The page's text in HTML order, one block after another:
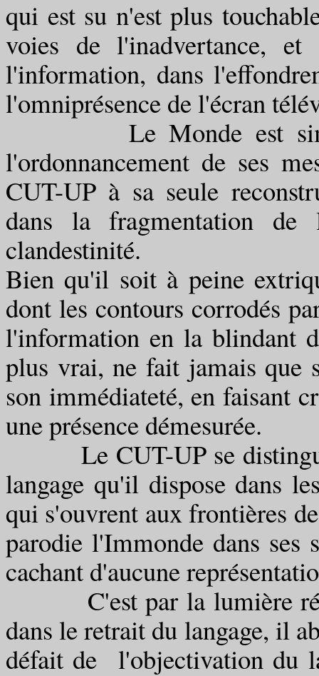
qui est su n'est plus
voies de l'inadvertance,
l'information, dans
l'omniprésence de l'écran
Le Monde est simulé
l'ordonnancement de ses
CUT-UP à sa seule
dans la fragmentation
clandestinité.
Bien qu'il soit à peine
dont les contours corrodés
l'information en la blindant
plus vrai, ne fait jamais que
son immédiateté, en faisant
une présence démesurée.
Le CUT-UP se distingue
langage qu'il dispose dans
qui s'ouvrent aux frontières
parodie l'Immonde dans ses
cachant d'aucune
C'est par la lumière
dans le retrait du langage, il
défait de l'objectivation du